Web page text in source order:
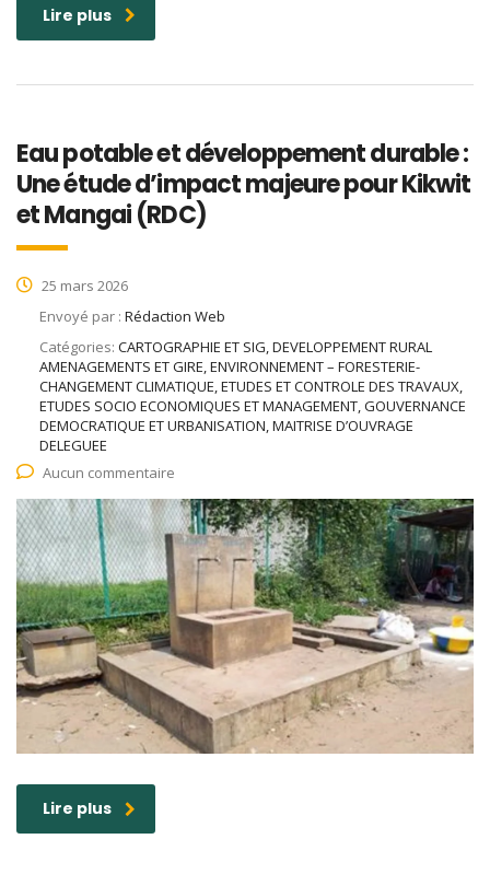
Lire plus
Eau potable et développement durable :
Une étude d’impact majeure pour Kikwit
et Mangai (RDC)
25 mars 2026
Envoyé par : Rédaction Web
Catégories: CARTOGRAPHIE ET SIG, DEVELOPPEMENT RURAL
AMENAGEMENTS ET GIRE, ENVIRONNEMENT – FORESTERIE-
CHANGEMENT CLIMATIQUE, ETUDES ET CONTROLE DES TRAVAUX,
ETUDES SOCIO ECONOMIQUES ET MANAGEMENT, GOUVERNANCE
DEMOCRATIQUE ET URBANISATION, MAITRISE D’OUVRAGE
DELEGUEE
Aucun commentaire
Lire plus